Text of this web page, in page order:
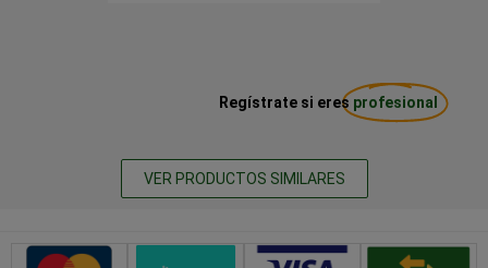
Regístrate si eres profesional
VER PRODUCTOS SIMILARES
Métodos de pago seguros